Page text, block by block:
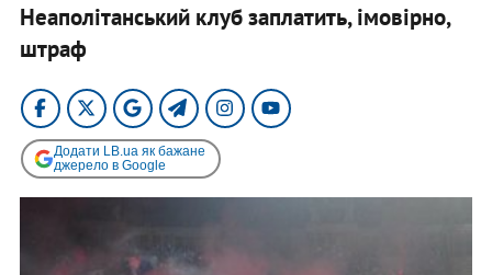
Неаполітанський клуб заплатить, імовірно,
штраф
Додати LB.ua як бажане
джерело в Google